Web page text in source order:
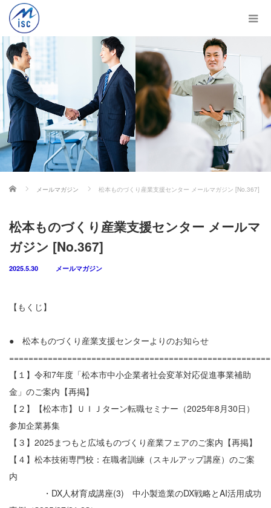
ホーム メールマガジン 松本ものづくり産業支援センター メールマガジン [No.367]
松本ものづくり産業支援センター メールマ
ガジン [No.367]
2025.5.30 メールマガジン
【もくじ】
● 松本ものづくり産業支援センターよりのお知らせ
【１】令和7年度「松本市中小企業者社会変革対応促進事業補助
金」のご案内【再掲】
【２】【松本市】ＵＩＪターン転職セミナー（2025年8月30日）
参加企業募集
【３】2025まつもと広域ものづくり産業フェアのご案内【再掲】
【４】松本技術専門校：在職者訓練（スキルアップ講座）のご案
内
・DX人材育成講座(3) 中小製造業のDX戦略とAI活用成功